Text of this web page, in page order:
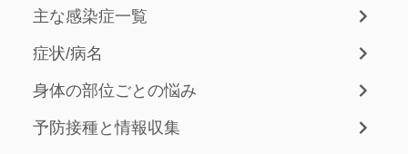
主な感染症一覧
症状/病名
身体の部位ごとの悩み
予防接種と情報収集